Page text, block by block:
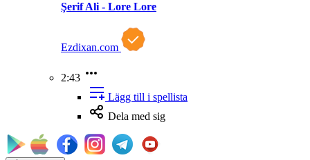
Şerif Ali - Lore Lore
Ezdixan.com
2:43
Lägg till i spellista
Dela med sig